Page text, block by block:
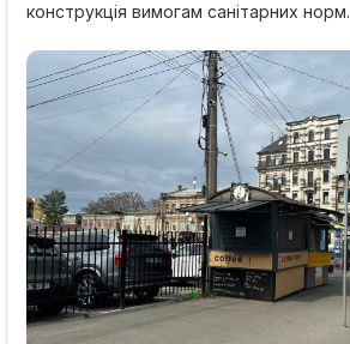
конструкція вимогам санітарних норм.